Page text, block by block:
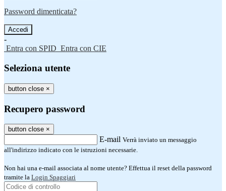
Password dimenticata?
-
Entra con SPID Entra con CIE
Seleziona utente
button close ×
Recupero password
button close ×
E-mail Verrà inviato un messaggio
all'indirizzo indicato con le istruzioni necessarie.
Non hai una e-mail associata al nome utente? Effettua il reset della password
tramite la Login Spaggiari